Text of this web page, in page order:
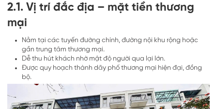
2.1. Vị trí đắc địa – mặt tiền thương
mại
Nằm tại các tuyến đường chính, đường nội khu rộng hoặc
gần trung tâm thương mại.
Dễ thu hút khách nhờ mật độ người qua lại lớn.
Được quy hoạch thành dãy phố thương mại hiện đại, đồng
bộ.